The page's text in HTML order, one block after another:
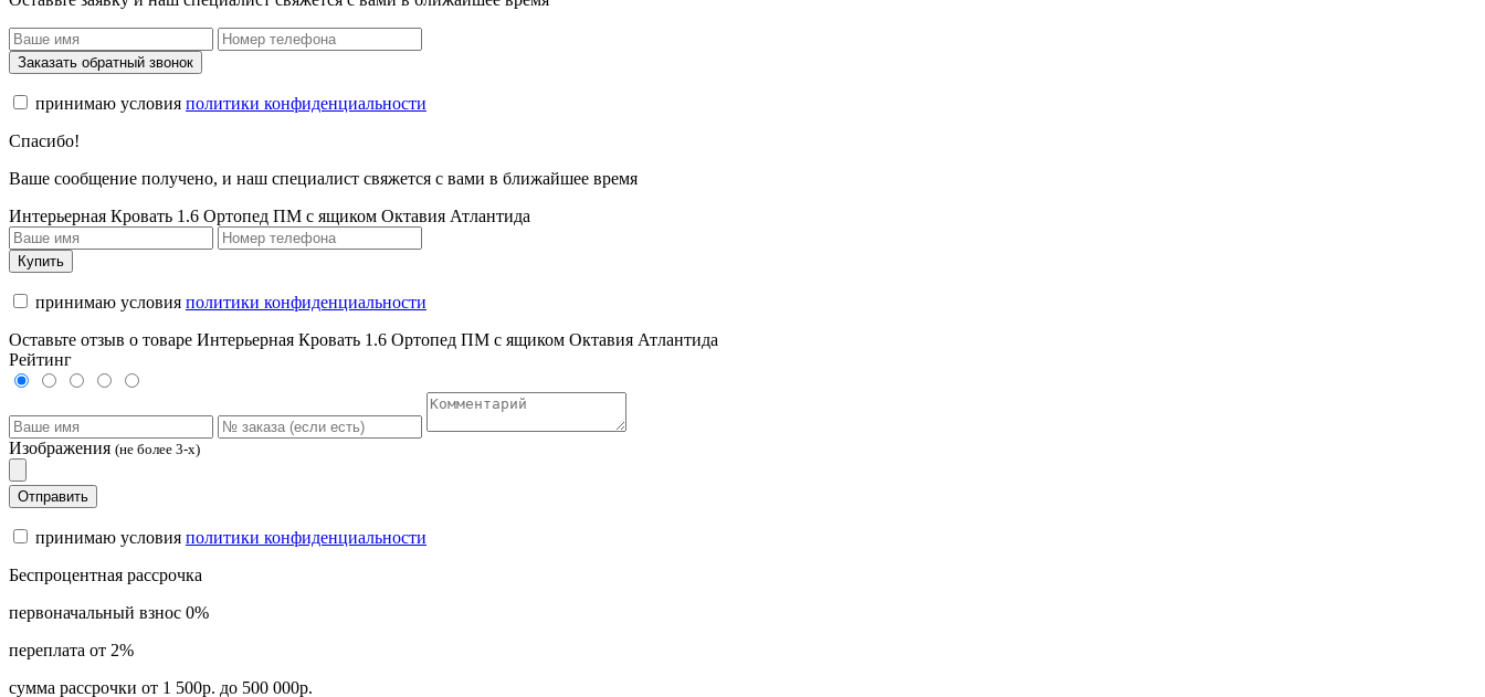
Заказать обратный звонок
принимаю условия политики конфиденциальности
Спасибо!
Ваше сообщение получено, и наш специалист свяжется с вами в ближайшее время
Интерьерная Кровать 1.6 Ортопед ПМ с ящиком Октавия Атлантида
Купить
принимаю условия политики конфиденциальности
Оставьте отзыв о товаре Интерьерная Кровать 1.6 Ортопед ПМ с ящиком Октавия Атлантида
Рейтинг
Изображения (не более 3-х)
Отправить
принимаю условия политики конфиденциальности
Беспроцентная рассрочка
первоначальный взнос 0%
переплата от 2%
сумма рассрочки от 1 500р. до 500 000р.